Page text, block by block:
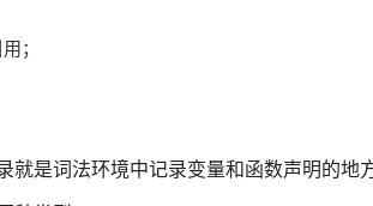
；
就是词法环境中记录变量和函数声明的地